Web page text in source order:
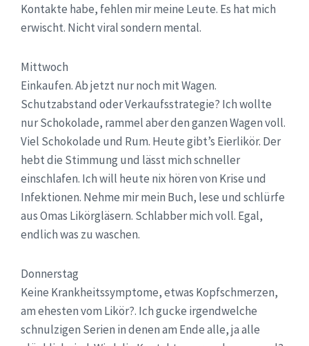
Kontakte habe, fehlen mir meine Leute. Es hat mich
erwischt. Nicht viral sondern mental.
Mittwoch
Einkaufen. Ab jetzt nur noch mit Wagen.
Schutzabstand oder Verkaufsstrategie? Ich wollte
nur Schokolade, rammel aber den ganzen Wagen voll.
Viel Schokolade und Rum. Heute gibt’s Eierlikör. Der
hebt die Stimmung und lässt mich schneller
einschlafen. Ich will heute nix hören von Krise und
Infektionen. Nehme mir mein Buch, lese und schlürfe
aus Omas Likörgläsern. Schlabber mich voll. Egal,
endlich was zu waschen.
Donnerstag
Keine Krankheitssymptome, etwas Kopfschmerzen,
am ehesten vom Likör?. Ich gucke irgendwelche
schnulzigen Serien in denen am Ende alle, ja alle